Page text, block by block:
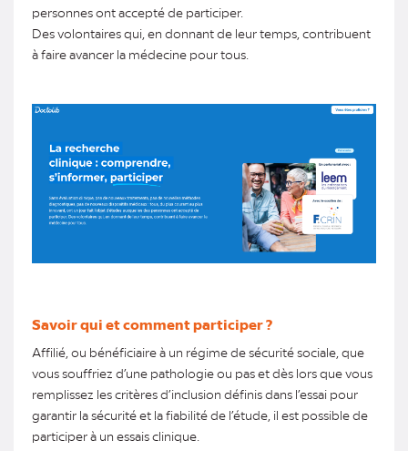
personnes ont accepté de participer.
Des volontaires qui, en donnant de leur temps, contribuent
à faire avancer la médecine pour tous.
Savoir qui et comment participer ?
Affilié, ou bénéficiaire à un régime de sécurité sociale, que
vous souffriez d’une pathologie ou pas et dès lors que vous
remplissez les critères d’inclusion définis dans l’essai pour
garantir la sécurité et la fiabilité de l’étude, il est possible de
participer à un essais clinique.